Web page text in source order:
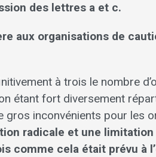
des lettres a et c.
aux organisations de
à trois le nombre
étant fort diversement
gros inconvénients pour les
radicale et une
comme cela était prévu à